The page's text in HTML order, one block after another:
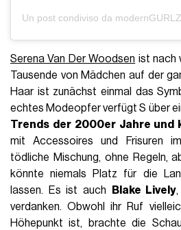
Serena Van Der Woodsen ist nach
Tausende von Mädchen auf der
Haar ist zunächst einmal das
echtes Modeopfer verfügt S über
Trends der 2000er Jahre und
mit Accessoires und Frisuren
tödliche Mischung, ohne Regeln,
könnte niemals Platz für die
lassen. Es ist auch
Blake Lively,
verdanken. Obwohl ihr Ruf
Höhepunkt ist, brachte die